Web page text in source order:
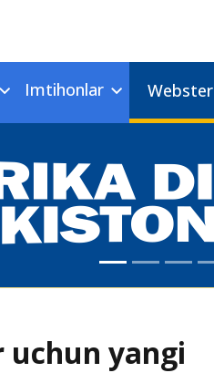
Imtihonlar Webster
yangi